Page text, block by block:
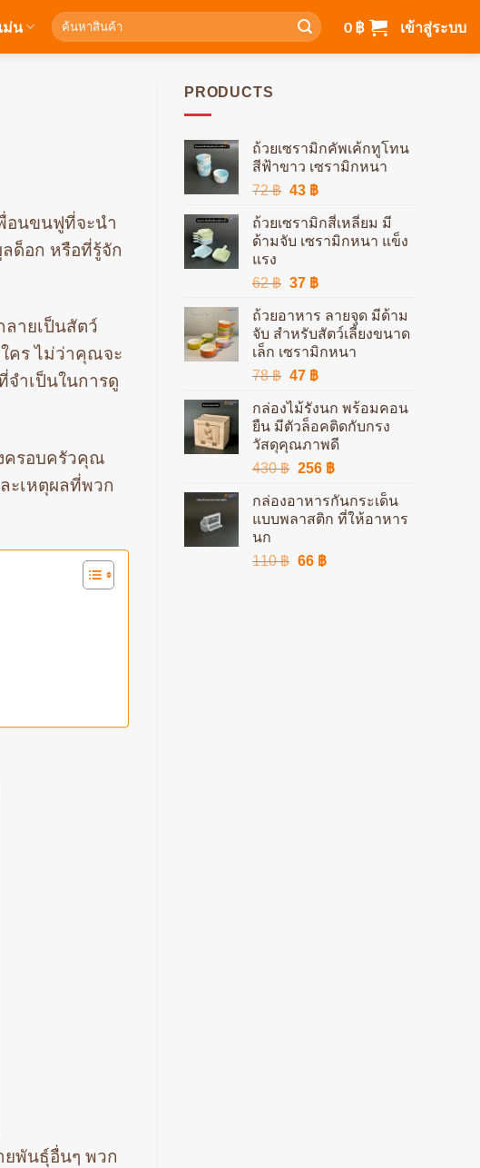
ม่น ค้นหา: 0 ฿ เข้าสู่ระบบ
อนขนฟูที่จะนำ
ด็อก หรือที่รู้จัก
ายเป็นสัตว์
คร ไม่ว่าคุณจะ
ำเป็นในการดู
ครอบครัวคุณ
ะเหตุผลที่พวก
พันธุ์อื่นๆ พวก
PRODUCTS
ถ้วยเซรามิกคัพเค้กทูโทน
สีฟ้าขาว เซรามิกหนา
72฿ Original
was:
72 ฿.
43 ฿Current
is:
43 ฿.
ถ้วยเซรามิกสี่เหลี่ยม มี
ด้ามจับ เซรามิกหนา แข็ง
แรง
62฿ Original
was:
62 ฿.
37 ฿Current
is:
37 ฿.
ถ้วยอาหาร ลายจุด มีด้าม
จับ สำหรับสัตว์เลี้ยงขนาด
เล็ก เซรามิกหนา
78฿ Original
was:
78 ฿.
47 ฿Current
is:
47 ฿.
กล่องไม้รังนก พร้อมคอน
ยืน มีตัวล็อคติดกับกรง
วัสดุคุณภาพดี
430฿ Original
was:
430 ฿.
256 ฿Current
is:
256 ฿.
กล่องอาหารกันกระเด็น
แบบพลาสติก ที่ให้อาหาร
นก
110฿ Original
66 ฿Current